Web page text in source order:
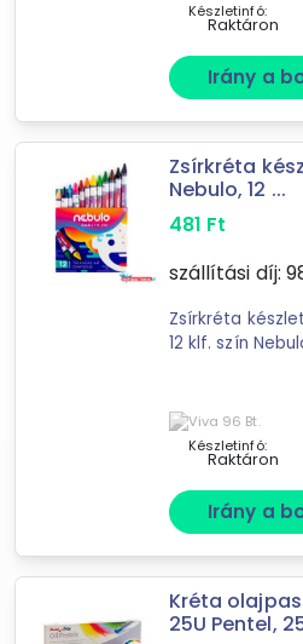
Forgalmazók
Tonerpiac
NyomtassOtthon.hu
Toptoner.hu
Alter Irodaszer
Készletinfó:
Raktáron
Irány a
Zsírkréta
Nebulo, 12 ...
481 Ft
szállítási díj:
Zsírkréta
12 klf. szín Nebulo háromszög alakú
alakú zsírkréta ...
Készletinfó:
Raktáron
Irány a
Kréta
25U Pentel,